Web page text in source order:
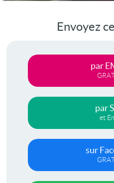
Envoyez
par
par
et
sur